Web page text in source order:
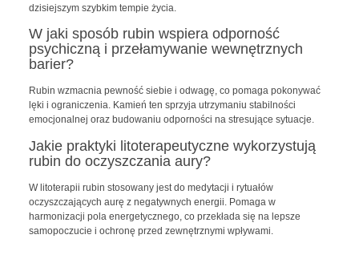
dzisiejszym szybkim tempie życia.
W jaki sposób rubin wspiera odporność
psychiczną i przełamywanie wewnętrznych
barier?
Rubin wzmacnia pewność siebie i odwagę, co pomaga pokonywać
lęki i ograniczenia. Kamień ten sprzyja utrzymaniu stabilności
emocjonalnej oraz budowaniu odporności na stresujące sytuacje.
Jakie praktyki litoterapeutyczne wykorzystują
rubin do oczyszczania aury?
W litoterapii rubin stosowany jest do medytacji i rytuałów
oczyszczających aurę z negatywnych energii. Pomaga w
harmonizacji pola energetycznego, co przekłada się na lepsze
samopoczucie i ochronę przed zewnętrznymi wpływami.